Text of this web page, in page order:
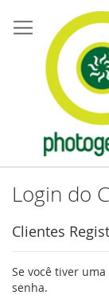
para
o
conteúdo
Login do
Clientes
Se você tiver
senha.